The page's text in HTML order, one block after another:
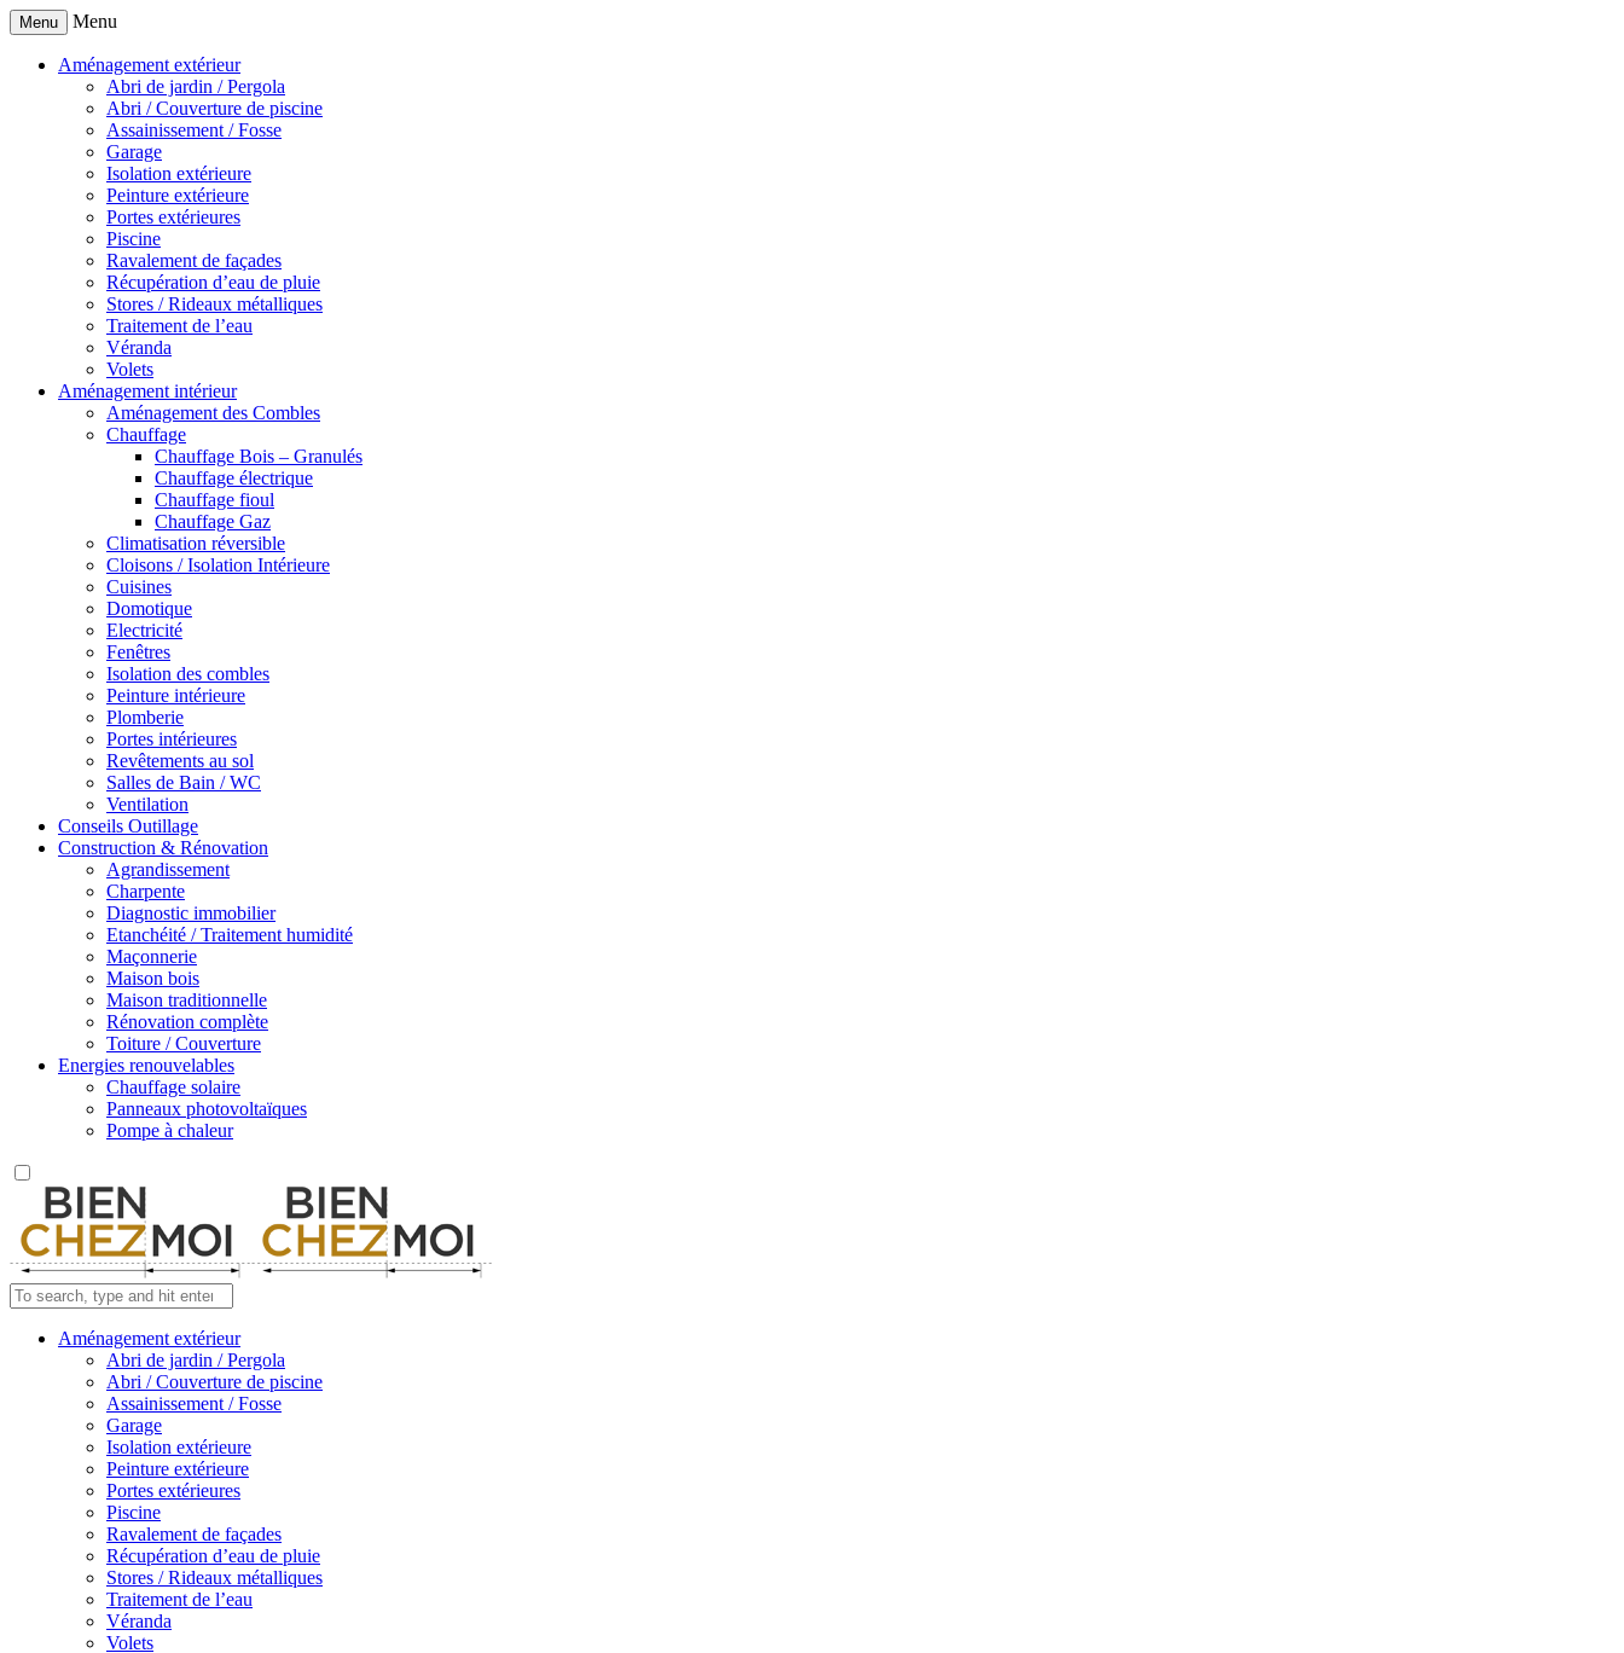
Menu Menu
Aménagement extérieur
Abri de jardin / Pergola
Abri / Couverture de piscine
Assainissement / Fosse
Garage
Isolation extérieure
Peinture extérieure
Portes extérieures
Piscine
Ravalement de façades
Récupération d’eau de pluie
Stores / Rideaux métalliques
Traitement de l’eau
Véranda
Volets
Aménagement intérieur
Aménagement des Combles
Chauffage
Chauffage Bois – Granulés
Chauffage électrique
Chauffage fioul
Chauffage Gaz
Climatisation réversible
Cloisons / Isolation Intérieure
Cuisines
Domotique
Electricité
Fenêtres
Isolation des combles
Peinture intérieure
Plomberie
Portes intérieures
Revêtements au sol
Salles de Bain / WC
Ventilation
Conseils Outillage
Construction & Rénovation
Agrandissement
Charpente
Diagnostic immobilier
Etanchéité / Traitement humidité
Maçonnerie
Maison bois
Maison traditionnelle
Rénovation complète
Toiture / Couverture
Energies renouvelables
Chauffage solaire
Panneaux photovoltaïques
Pompe à chaleur
Aménagement extérieur
Abri de jardin / Pergola
Abri / Couverture de piscine
Assainissement / Fosse
Garage
Isolation extérieure
Peinture extérieure
Portes extérieures
Piscine
Ravalement de façades
Récupération d’eau de pluie
Stores / Rideaux métalliques
Traitement de l’eau
Véranda
Volets